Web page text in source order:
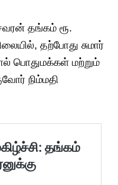
தங்கம் ரூ.
தற்போது சுமார்
பொதுமக்கள் மற்றும்
நிம்மதி